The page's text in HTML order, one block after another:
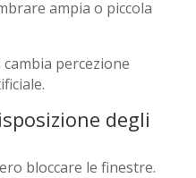
ampia o piccola
percezione
degli
bloccare le finestre.